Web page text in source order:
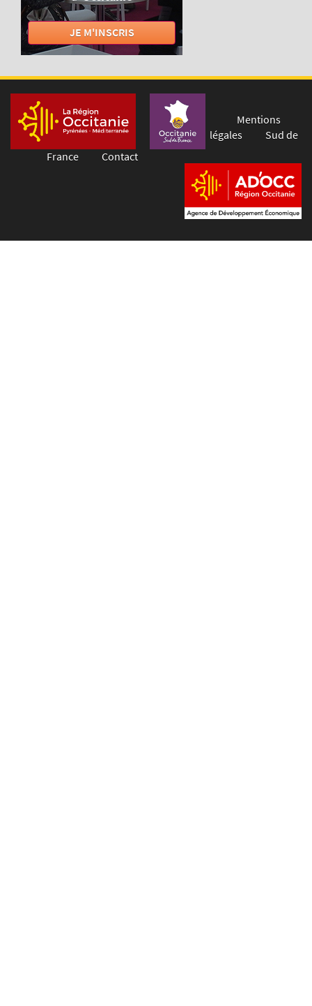
JE M'INSCRIS
Mentions
légales
Sud de
France
Contact